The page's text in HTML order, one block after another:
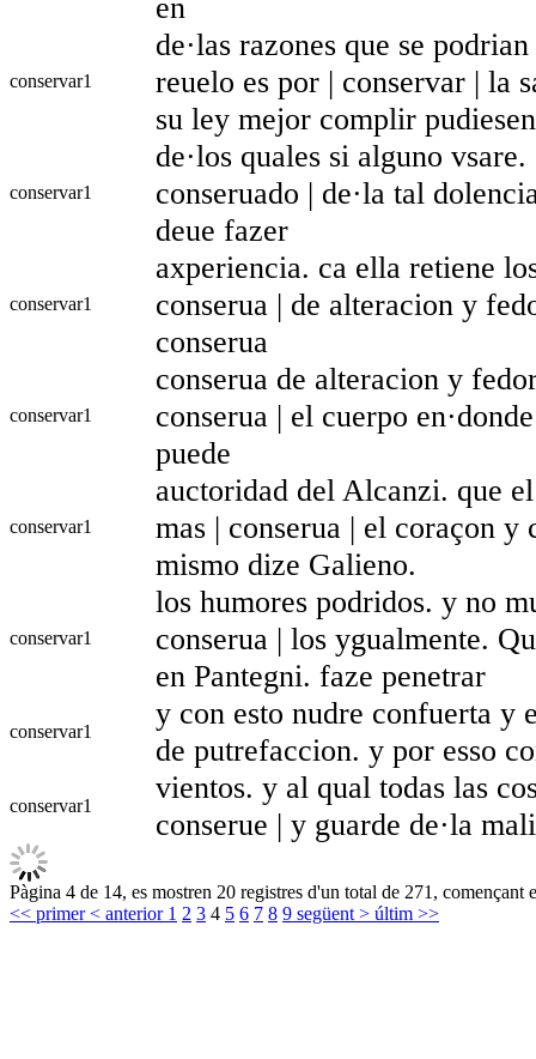
conservar1
de·las razones que se
reuelo es por | conservar | la
su ley mejor complir
conservar1
de·los quales si alguno
conseruado | de·la tal
deue fazer
conservar1
axperiencia. ca ella retiene
conserua | de alteracion y
conserua
conservar1
conserua de alteracion y
conserua | el cuerpo
puede
conservar1
auctoridad del Alcanzi. que
mas | conserua | el coraçon
mismo dize Galieno.
conservar1
los humores podridos. y no
conserua | los ygualmente.
en Pantegni. faze penetrar
conservar1
y con esto nudre confuerta y
de putrefaccion. y por esso
conservar1
vientos. y al qual todas las
conserue | y guarde de·la
Pàgina 4 de 14, es mostren 20 registres d'un total de 271, començant
<< primer< anterior 1 2 3 4 5 6 7 8 9 següent > últim >>